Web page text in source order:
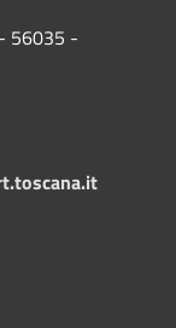
56035 -